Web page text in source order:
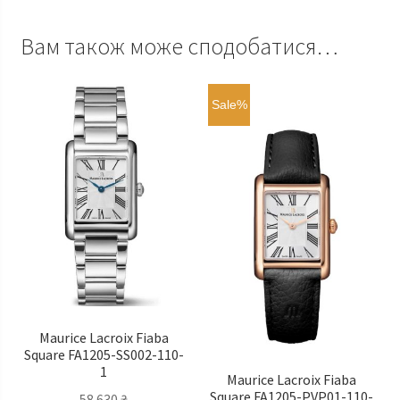
Вам також може сподобатися…
Maurice Lacroix Fiaba
Square FA1205-SS002-110-
1
Sale%
Maurice Lacroix Fiaba
Square FA1205-PVP01-110-